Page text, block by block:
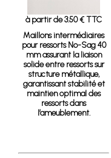
à partir de 3.50 € TTC
Maillons intermédiaires
pour ressorts No-Sag 40
mmassurant la liaison
solide entre ressorts sur
structure métallique,
garantissant stabilité et
maintien optimal des
ressorts dans
l’ameublement.